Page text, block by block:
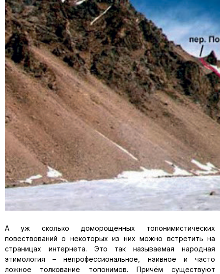
А уж сколько доморощенных топонимистических
повествований о некоторых из них можно встретить на
страницах интернета. Это так называемая народная
этимология – непрофессиональное, наивное и часто
ложное толкование топонимов. Причём существуют